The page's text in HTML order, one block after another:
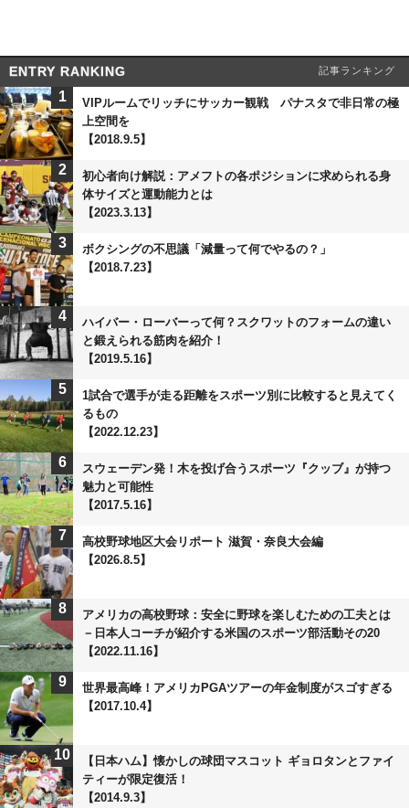
ENTRY RANKING 記事ランキング
1
VIPルームでリッチにサッカー観戦 パナスタで非日常の極
上空間を
【2018.9.5】
2
初心者向け解説：アメフトの各ポジションに求められる身
体サイズと運動能力とは
【2023.3.13】
3
ボクシングの不思議「減量って何でやるの？」
【2018.7.23】
4
ハイバー・ローバーって何？スクワットのフォームの違い
と鍛えられる筋肉を紹介！
【2019.5.16】
5
1試合で選手が走る距離をスポーツ別に比較すると見えてく
るもの
【2022.12.23】
6
スウェーデン発！木を投げ合うスポーツ『クッブ』が持つ
魅力と可能性
【2017.5.16】
7
高校野球地区大会リポート 滋賀・奈良大会編
【2026.8.5】
8
アメリカの高校野球：安全に野球を楽しむための工夫とは
－日本人コーチが紹介する米国のスポーツ部活動その20
【2022.11.16】
9
世界最高峰！アメリカPGAツアーの年金制度がスゴすぎる
【2017.10.4】
10
【日本ハム】懐かしの球団マスコット ギョロタンとファイ
ティーが限定復活！
【2014.9.3】